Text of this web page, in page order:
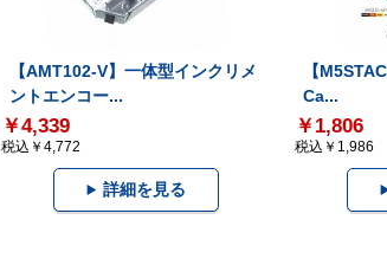
【AMT102-V】一体型インクリメ
ントエンコー...
￥4,339
税込￥4,772
詳細を見る
【
Ca...
￥1,806
税込￥1,986